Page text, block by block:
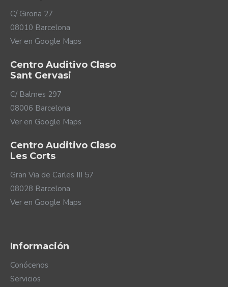
C/ Girona 27
08010 Barcelona
Ver en Google Maps
Centro Auditivo Claso
Sant Gervasi
C/ Balmes 297
08006 Barcelona
Ver en Google Maps
Centro Auditivo Claso
Les Corts
Gran Via de Carles III 57
08028 Barcelona
Ver en Google Maps
Información
Conócenos
Servicios